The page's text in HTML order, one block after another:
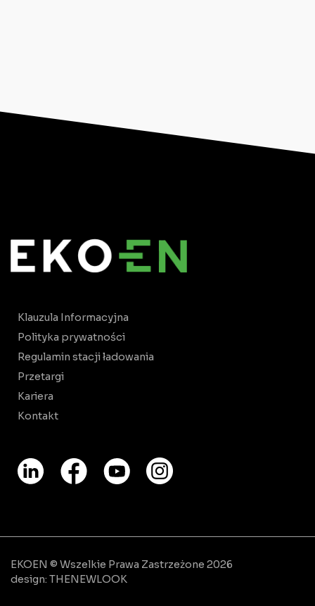
Klauzula Informacyjna
Polityka prywatności
Regulamin stacji ładowania
Przetargi
Kariera
Kontakt
EKOEN © Wszelkie Prawa Zastrzeżone 2026
design: THENEWLOOK